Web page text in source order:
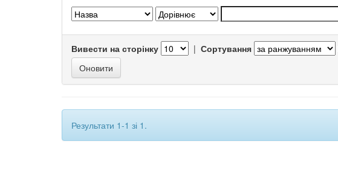
Вивести на сторінку | Сортування
Результати 1-1 зі 1.